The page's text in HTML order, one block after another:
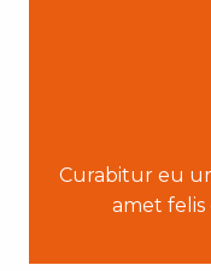
Curabitur eu
amet